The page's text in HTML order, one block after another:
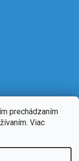
prechádzaním
Viac